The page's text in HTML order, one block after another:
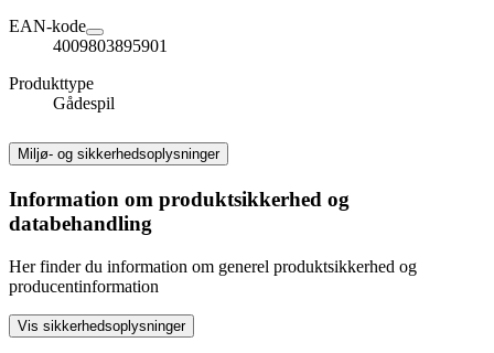
EAN-kode
4009803895901
Produkttype
Gådespil
Miljø- og sikkerhedsoplysninger
Information om produktsikkerhed og
databehandling
Her finder du information om generel produktsikkerhed og
producentinformation
Vis sikkerhedsoplysninger